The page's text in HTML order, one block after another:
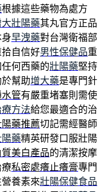
根據這些藥物為處方
壯陽藥其丸官方正品
早洩藥對台灣衛福部
自信好男性保健品重
何西藥的壯陽藥堅持
幫助增大藥是專門針
管有嚴重堵塞則需使
方法給您最適合的治
陽藥推薦切記需經醫師
藥精英研發口服壯陽
美白產品的清潔按摩
療私密處癢止癢膏專門
養素來壯陽保健食品